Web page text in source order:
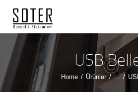
USB
Home Ürünler ...
ANASAYFA
HAKKIMIZDA
HIZMETLERIMIZ
ÜRÜNLERIMIZ